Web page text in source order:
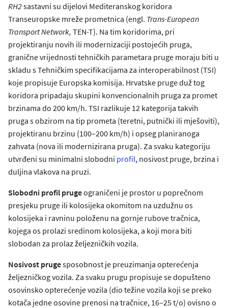
RH2sastavni su dijelovi Mediteranskog koridora
Transeuropske mreže prometnica (engl. Trans-European
Transport Network, TEN-T). Na tim koridorima, pri
projektiranju novih ili modernizaciji postojećih pruga,
granične vrijednosti tehničkih parametara pruge moraju biti u
skladu s Tehničkim specifikacijama za interoperabilnost (TSI)
koje propisuje Europska komisija. Hrvatske pruge duž tog
koridora pripadaju skupini konvencionalnih pruga za promet
brzinama do 200 km/h. TSI razlikuje 12 kategorija takvih
pruga s obzirom na tip prometa (teretni, putnički ili mješoviti),
projektiranu brzinu (100–200 km/h) i opseg planiranoga
zahvata (nova ili modernizirana pruga). Za svaku kategoriju
utvrđeni su minimalni slobodni profil, nosivost pruge, brzina i
duljina vlakova na pruzi.
Slobodni profil prugeograničeni je prostor u poprečnom
presjeku pruge ili kolosijeka okomitom na uzdužnu os
kolosijeka i ravninu položenu na gornje rubove tračnica,
kojega os prolazi sredinom kolosijeka, a koji mora biti
slobodan za prolaz željezničkih vozila.
Nosivost prugesposobnost je preuzimanja opterećenja
željezničkog vozila. Za svaku prugu propisuje se dopušteno
osovinsko opterećenje vozila (dio težine vozila koji se preko
kotača jedne osovine prenosi na tračnice, 16–25 t/o) ovisno o